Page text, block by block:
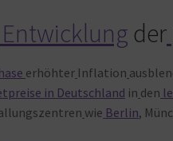
Entwicklung der
erhöhter Inflation
in Deutschland in den
wie Berlin,